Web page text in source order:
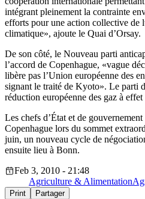
intégrant pleinement la contrainte
efforts pour une action collective de
climatique», ajoute le Quai d’Orsay.
De son côté, le Nouveau parti
l’accord de Copenhague, «vague
libère pas l’Union européenne des
signant le traité de Kyoto». Le parti
réduction européenne des gaz à
Les chefs d’État et de
Copenhague lors du sommet
juin, un nouveau cycle de
ensuite lieu à Bonn.
Feb 3, 2010 - 21:48
Agriculture & Alimentation
Print Partager